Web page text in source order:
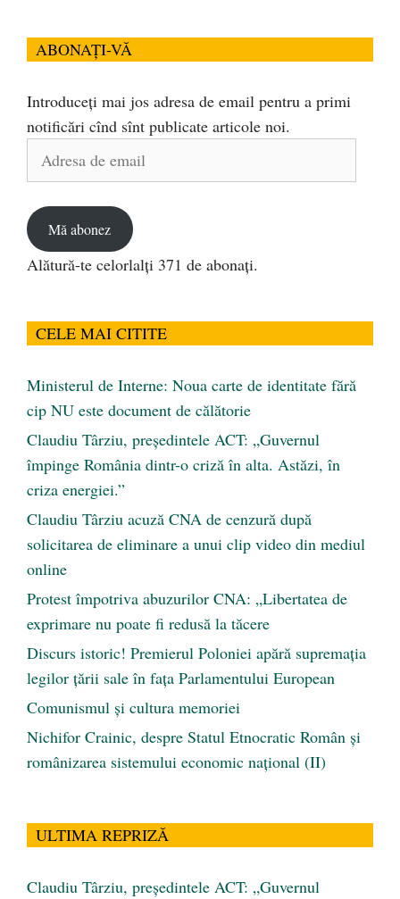
ABONAȚI-VĂ
Introduceți mai jos adresa de email pentru a primi
notificări cînd sînt publicate articole noi.
Adresa
Mă abonez
Alătură-te celorlalți 371 de abonați.
CELE MAI CITITE
Ministerul de Interne: Noua carte de identitate fără
cip NU este document de călătorie
Claudiu Târziu, președintele ACT: „Guvernul
împinge România dintr-o criză în alta. Astăzi, în
criza energiei.”
Claudiu Târziu acuză CNA de cenzură după
solicitarea de eliminare a unui clip video din mediul
online
Protest împotriva abuzurilor CNA: „Libertatea de
exprimare nu poate fi redusă la tăcere
Discurs istoric! Premierul Poloniei apără supremația
legilor țării sale în fața Parlamentului European
Comunismul şi cultura memoriei
Nichifor Crainic, despre Statul Etnocratic Român şi
românizarea sistemului economic naţional (II)
ULTIMA REPRIZĂ
Claudiu Târziu, președintele ACT: „Guvernul